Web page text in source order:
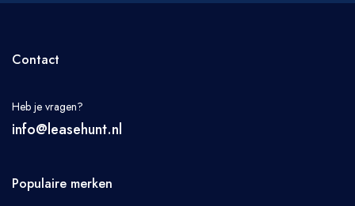
Contact
Heb je vragen?
info@leasehunt.nl
Populaire merken